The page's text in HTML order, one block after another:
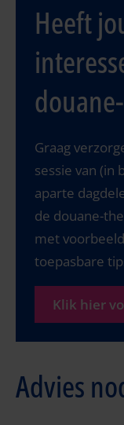
Heeft
Graag
sessie van (in
aparte
de douane-
met
toepasbare
Klik hier
Advies